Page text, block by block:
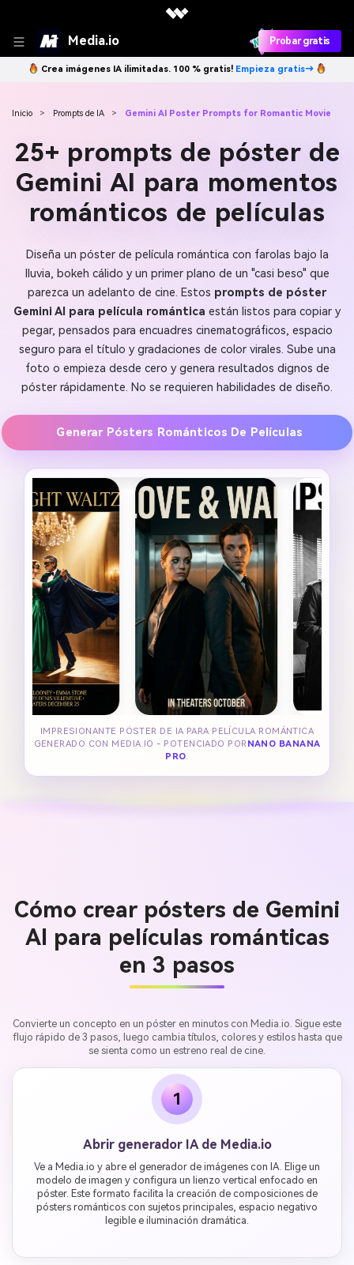
Media.io Probar gratis
Crea imágenes IA ilimitadas. 100 % gratis! Empieza gratis→
Inicio > Prompts de IA > Gemini AI Poster Prompts for Romantic Movie
25+ prompts de póster de
Gemini AI para momentos
románticos de películas
Diseña un póster de película romántica con farolas bajo la
lluvia, bokeh cálido y un primer plano de un "casi beso" que
parezca un adelanto de cine. Estos prompts de póster
Gemini AI para película romántica están listos para copiar y
pegar, pensados para encuadres cinematográficos, espacio
seguro para el título y gradaciones de color virales. Sube una
foto o empieza desde cero y genera resultados dignos de
póster rápidamente. No se requieren habilidades de diseño.
Generar Pósters Románticos De Películas
IMPRESIONANTE PÓSTER DE IA PARA PELÍCULA ROMÁNTICA
GENERADO CON MEDIA.IO - POTENCIADO POR NANO BANANA
PRO.
Cómo crear pósters de Gemini
AI para películas románticas
en 3 pasos
Convierte un concepto en un póster en minutos con Media.io. Sigue este
flujo rápido de 3 pasos, luego cambia títulos, colores y estilos hasta que
se sienta como un estreno real de cine.
1
Abrir generador IA de Media.io
Ve a Media.io y abre el generador de imágenes con IA. Elige un
modelo de imagen y configura un lienzo vertical enfocado en
póster. Este formato facilita la creación de composiciones de
pósters románticos con sujetos principales, espacio negativo
legible e iluminación dramática.